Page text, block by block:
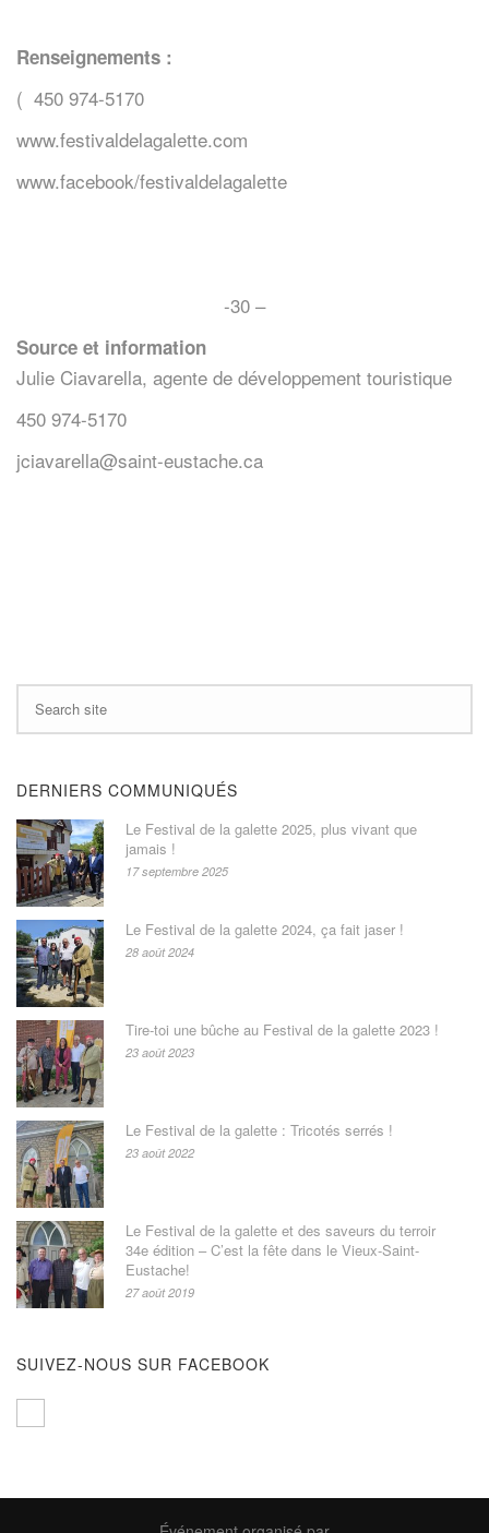
Renseignements :
( 450 974-5170
www.festivaldelagalette.com
www.facebook/festivaldelagalette
-30 –
Source et information
Julie Ciavarella, agente de développement touristique
450 974-5170
jciavarella@saint-eustache.ca
DERNIERS COMMUNIQUÉS
Le Festival de la galette 2025, plus vivant que
jamais !
17 septembre 2025
Le Festival de la galette 2024, ça fait jaser !
28 août 2024
Tire-toi une bûche au Festival de la galette 2023 !
23 août 2023
Le Festival de la galette : Tricotés serrés !
23 août 2022
Le Festival de la galette et des saveurs du terroir
34e édition – C’est la fête dans le Vieux-Saint-
Eustache!
27 août 2019
SUIVEZ-NOUS SUR FACEBOOK